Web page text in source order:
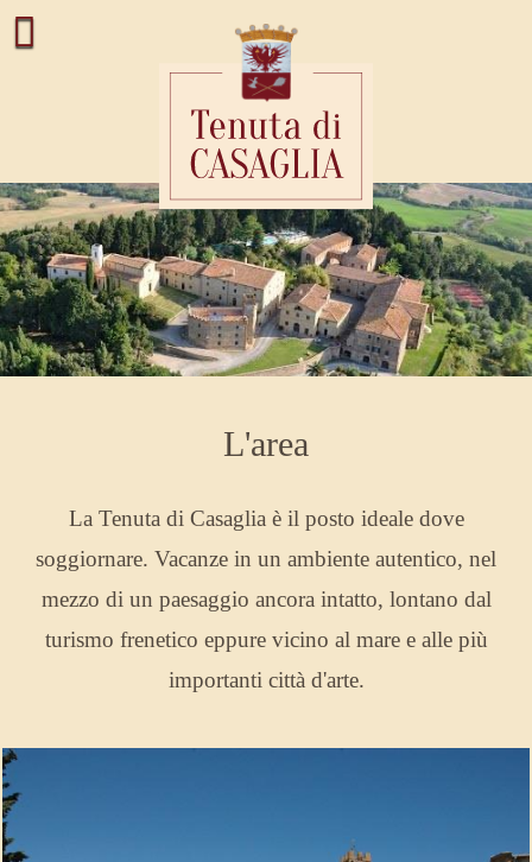
L'area
La Tenuta di Casaglia è il posto ideale dove
soggiornare. Vacanze in un ambiente autentico, nel
mezzo di un paesaggio ancora intatto, lontano dal
turismo frenetico eppure vicino al mare e alle più
importanti città d'arte.